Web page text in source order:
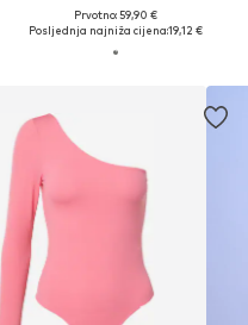
Prvotno: 59,90 €
Posljednja najniža cijena:19,12 €